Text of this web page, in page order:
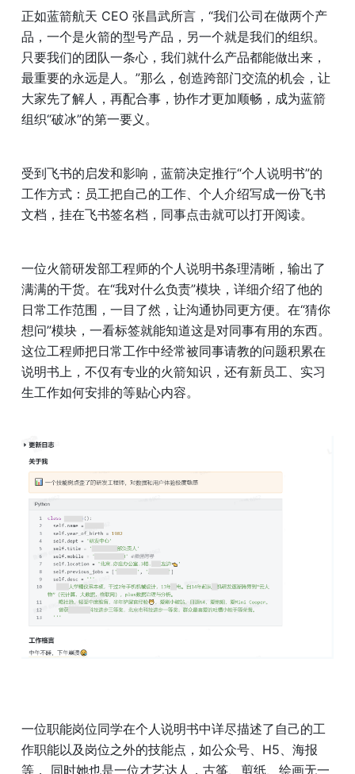
正如蓝箭航天 CEO 张昌武所言，“我们公司在做两个产
品，一个是火箭的型号产品，另一个就是我们的组织。
只要我们的团队一条心，我们就什么产品都能做出来，
最重要的永远是人。”那么，创造跨部门交流的机会，让
大家先了解人，再配合事，协作才更加顺畅，成为蓝箭
组织“破冰”的第一要义。
受到飞书的启发和影响，蓝箭决定推行“个人说明书”的
工作方式：员工把自己的工作、个人介绍写成一份飞书
文档，挂在飞书签名档，同事点击就可以打开阅读。
一位火箭研发部工程师的个人说明书条理清晰，输出了
满满的干货。在“我对什么负责”模块，详细介绍了他的
日常工作范围，一目了然，让沟通协同更方便。在“猜你
想问”模块，一看标签就能知道这是对同事有用的东西。
这位工程师把日常工作中经常被同事请教的问题积累在
说明书上，不仅有专业的火箭知识，还有新员工、实习
生工作如何安排的等贴心内容。
一位职能岗位同学在个人说明书中详尽描述了自己的工
作职能以及岗位之外的技能点，如公众号、H5、海报
等， 同时她也是一位才艺达人，古筝、剪纸、绘画无一